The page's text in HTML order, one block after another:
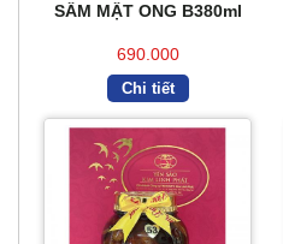
SÂM MẬT ONG B380ml
690.000
Chi tiết